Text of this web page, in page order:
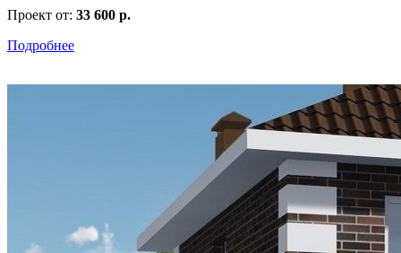
Проект от: 33 600 р.
Подробнее